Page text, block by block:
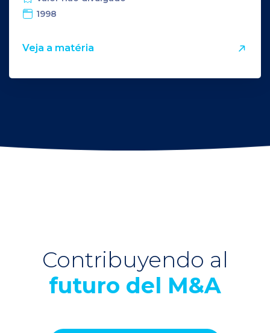
1998
Veja a matéria
Contribuyendo al
futuro del M&A